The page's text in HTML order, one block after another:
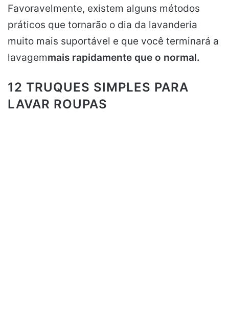
Favoravelmente, existem alguns métodos
práticos que tornarão o dia da lavanderia
muito mais suportável e que você terminará a
lavagemmais rapidamente que o normal.
12 TRUQUES SIMPLES PARA
LAVAR ROUPAS